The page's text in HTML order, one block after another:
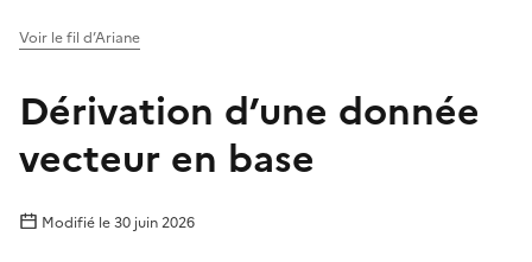
Voir le fil d’Ariane
Dérivation d’une donnée
vecteur en base
Modifié le30 juin 2026